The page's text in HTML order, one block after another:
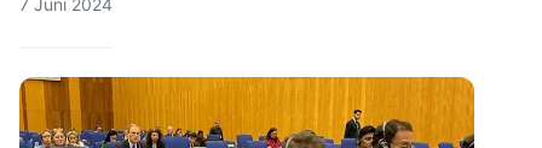
7 Juni 2024